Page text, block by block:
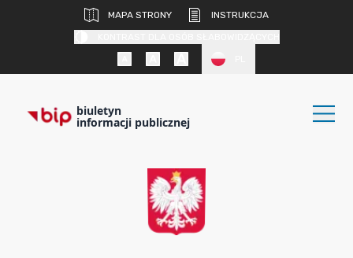
MAPA STRONY
INSTRUKCJA
biuletyn
informacji publicznej